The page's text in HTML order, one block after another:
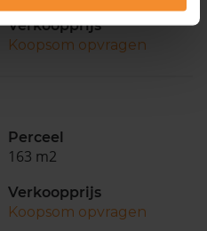
Verkoopprijs
Koopsom opvragen
Perceel
163 m2
Verkoopprijs
Koopsom opvragen